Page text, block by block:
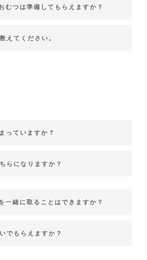
むつは準備してもらえますか？
えてください。
っていますか？
らになりますか？
一緒に取ることはできますか？
でもらえますか？